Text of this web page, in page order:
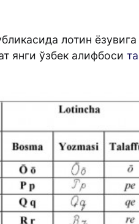
лотин
янги ўзбек алифбоси